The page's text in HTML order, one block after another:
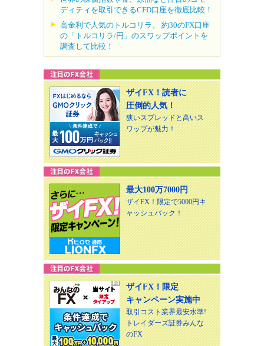
ディティを取引できるCFD口座を徹底比較！
高金利で人気のトルコリラ。 約30のFX口座
の「トルコリラ/円」のスワップポイントを
調査して比較！
ザイFX！読者に
圧倒的人気！
狭いスプレッドと高いス
ワップが魅力！
最大100万7000円
ザイFX！限定で5000円キ
ャッシュバック！
ザイFX！限定
キャンペーン実施中
取引コスト業界最安水準!
トレイダーズ証券みんな
のFX